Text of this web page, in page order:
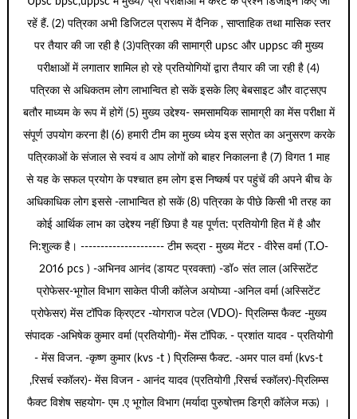
रहें हैं. (2) पत्रिका अभी डिजिटल प्रारूप में दैनिक , साप्ताहिक तथा मासिक स्तर
पर तैयार की जा रही है (3)पत्रिका की सामाग्री upsc और uppsc की मुख्य
परीक्षाओं में लगातार शामिल हो रहे प्रतियोगियों द्वारा तैयार की जा रही है (4)
पत्रिका से अधिकतम लोग लाभान्वित हो सकें इसके लिए बेबसाइट और वाट्सएप
बतौर माध्यम के रूप में होगें (5) मुख्य उद्देश्य- समसामयिक सामाग्री का मेंस परीक्षा में
संपूर्ण उपयोग करना हैl (6) हमारी टीम का मुख्य ध्येय इस स्रोत का अनुसरण करके
पत्रिकाओं के संजाल से स्वयं व आप लोगों को बाहर निकालना है (7) विगत 1 माह
से यह के सफल प्रयोग के पश्चात हम लोग इस निष्कर्ष पर पहुंचें की अपने बीच के
अधिकाधिक लोग इससे -लाभान्वित हो सकें (8) पत्रिका के पीछे किसी भी तरह का
कोई आर्थिक लाभ का उद्देश्य नहीं छिपा है यह पूर्णत: प्रतियोगी हित में है और
नि:शुल्क है। --------------------- टीम रूद्रा - मुख्य मेंटर - वीरेेस वर्मा (T.O-
2016 pcs ) -अभिनव आनंद (डायट प्रवक्ता) -डॉ० संत लाल (अस्सिटेंट
प्रोफेसर-भूगोल विभाग साकेत पीजी कॉलेज अयोघ्या -अनिल वर्मा (अस्सिटेंट
प्रोफेसर) मेंस टॉपिक क्रिएटर -योगराज पटेल (VDO)- प्रिलिम्स फैक्ट -मुख्य
संपादक -अभिषेक कुमार वर्मा (प्रतियोगी)- मेंस टॉपिक. - प्रशांत यादव - प्रतियोगी
- मेंस विजन. -कृष्ण कुमार (kvs -t ) प्रिलिम्स फैक्ट. -अमर पाल वर्मा (kvs-t
,रिसर्च स्कॉलर)- मेंस विजन - आनंद यादव (प्रतियोगी ,रिसर्च स्कॉलर)-प्रिलिम्स
फैक्ट विशेष सहयोग- एम .ए भूगोल विभाग (मर्यादा पुरुषोत्तम डिग्री कॉलेज मऊ) ।